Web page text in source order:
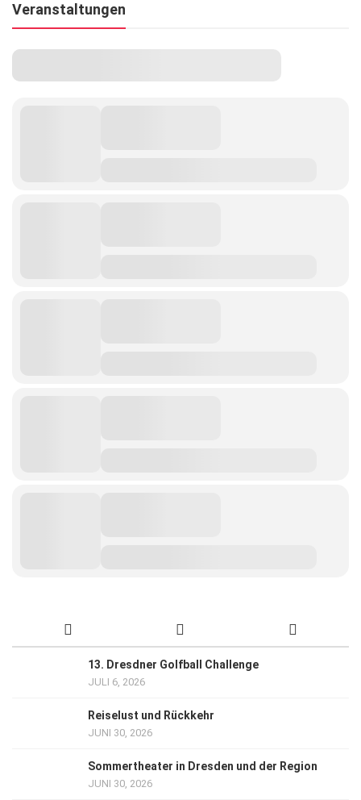
Veranstaltungen
13. Dresdner Golfball Challenge
JULI 6, 2026
Reiselust und Rückkehr
JUNI 30, 2026
Sommertheater in Dresden und der Region
JUNI 30, 2026